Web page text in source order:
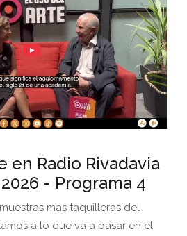
en Radio Rivadavia
- Programa 4
mas taquilleras del
a lo que va a pasar en el